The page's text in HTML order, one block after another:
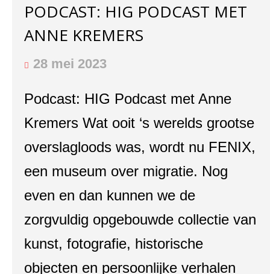
PODCAST: HIG PODCAST MET
ANNE KREMERS
28 mei 2023
Podcast: HIG Podcast met Anne
Kremers Wat ooit ‘s werelds grootse
overslagloods was, wordt nu FENIX,
een museum over migratie. Nog
even en dan kunnen we de
zorgvuldig opgebouwde collectie van
kunst, fotografie, historische
objecten en persoonlijke verhalen